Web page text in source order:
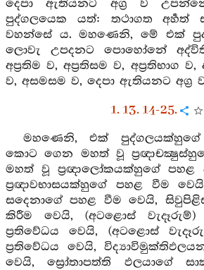
දෙපා ඇතියනට අග්‍ර ව
පුද්ගලයෙක යත්: තථාගත අර්‍හත්
වහන්සේ ය. මහණෙනි, මේ එක්
ලොවැ උපදනට පොහෝනේ
අප්‍රතිම ව, අප්‍රතිසම ව, අප්‍රතිභාග
ව, අසමසම ව, දෙපා ඇතියනට අග්‍ර
1. 13. 14-25.
මහණෙනි, එක්
කොට ගෙන මහත් වූ
මහත් වූ ප්‍රඥාලෝකයක්හුගේ
ප්‍රඥාවභාසයක්හුගේ පහළ වීම
සදෙනාගේ පහළ වීම වෙයි,
කිරීම වෙයි, (අටළොස්
ප්‍රතිවේධය වෙයි, (අටළොස්
ප්‍රතිවේධය වෙයි,
වෙයි, ස්‍රෝතාපත්ති ඵලයාගේ